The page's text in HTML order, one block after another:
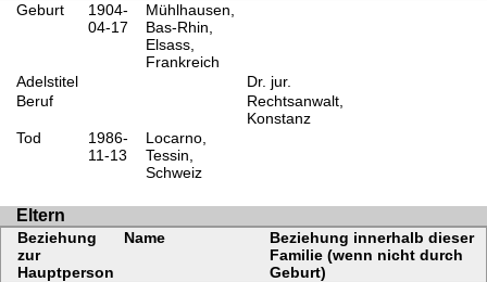
Geburt
1904-
04-17
Mühlhausen,
Bas-Rhin,
Elsass,
Frankreich
Adelstitel
Dr. jur.
Beruf
Rechtsanwalt,
Konstanz
Tod
1986-
11-13
Locarno,
Tessin,
Schweiz
Eltern
Beziehung
zur
Hauptperson
Name
Beziehung innerhalb dieser
Familie (wenn nicht durch
Geburt)